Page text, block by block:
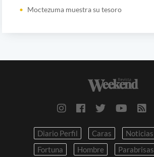
Moctezuma muestra su tesoro
Diario Perfil Caras Noticias
Fortuna
Hombre Parabrisas